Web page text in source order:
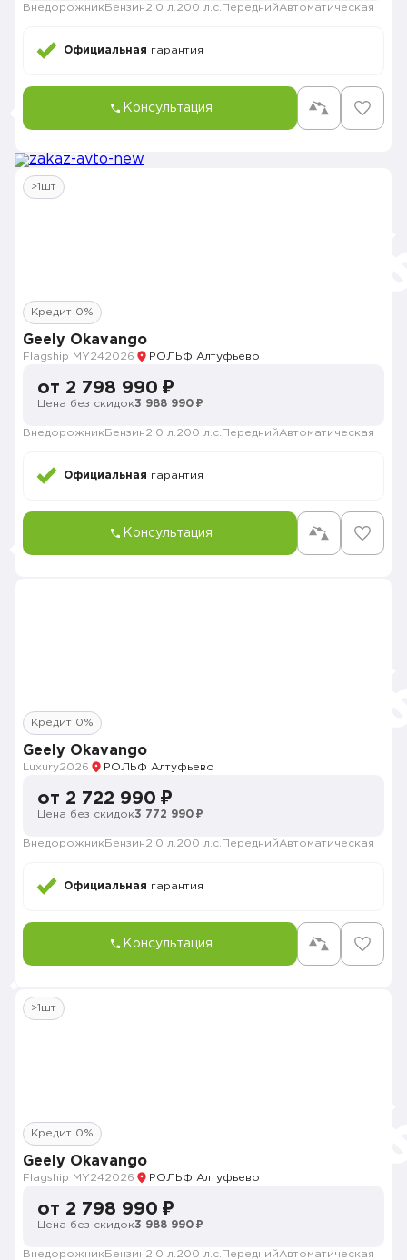
Внедорожник Бензин2.0 л. 200 л.с. ПереднийАвтоматическая
Официальная гарантия
Консультация
>1шт
Кредит 0%
Geely Okavango
Flagship MY242026 РОЛЬФ Алтуфьево
от 2 798 990 ₽
Цена без скидок3 988 990 ₽
Внедорожник Бензин2.0 л. 200 л.с. ПереднийАвтоматическая
Официальная гарантия
Консультация
Кредит 0%
Geely Okavango
Luxury2026 РОЛЬФ Алтуфьево
от 2 722 990 ₽
Цена без скидок3 772 990 ₽
Внедорожник Бензин2.0 л. 200 л.с. ПереднийАвтоматическая
Официальная гарантия
Консультация
>1шт
Кредит 0%
Geely Okavango
Flagship MY242026 РОЛЬФ Алтуфьево
от 2 798 990 ₽
Цена без скидок3 988 990 ₽
Внедорожник Бензин2.0 л. 200 л.с. ПереднийАвтоматическая